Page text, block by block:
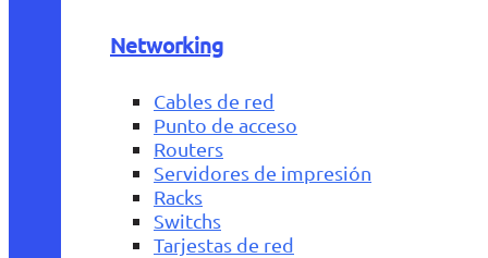
Networking
Cables de red
Punto de acceso
Routers
Servidores de impresión
Racks
Switchs
Tarjestas de red